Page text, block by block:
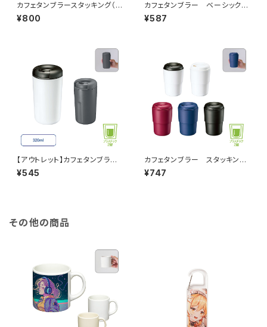
カフェタンブラースタッキング（バ
ンブーファイバー配合） MG
¥800
カフェタンブラー ベーシック
MG
¥587
【アウトレット】カフェタンブラ
ー ベーシック グレー MG
¥545
カフェタンブラー スタッキング
MG
¥747
その他の商品